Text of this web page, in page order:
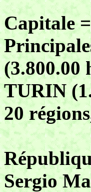
Capitale
(3.800.00
TURIN
20
Sergio